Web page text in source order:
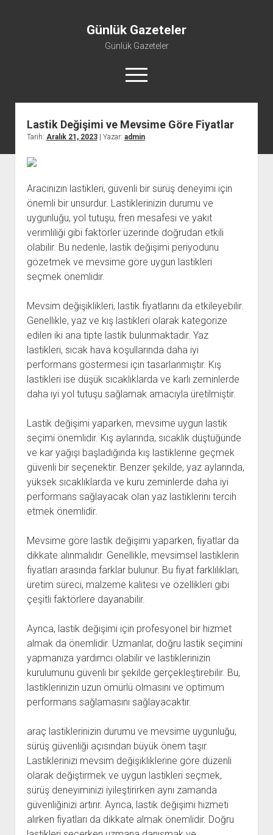
Günlük Gazeteler
Günlük Gazeteler
menüyü
aç
Lastik Değişimi ve Mevsime Göre Fiyatlar
Tarih: Aralık 21, 2023| Yazar: admin
Aracınızın lastikleri, güvenli bir sürüş deneyimi için
önemli bir unsurdur. Lastiklerinizin durumu ve
uygunluğu, yol tutuşu, fren mesafesi ve yakıt
verimliliği gibi faktörler üzerinde doğrudan etkili
olabilir. Bu nedenle, lastik değişimi periyodunu
gözetmek ve mevsime göre uygun lastikleri
seçmek önemlidir.
Mevsim değişiklikleri, lastik fiyatlarını da etkileyebilir.
Genellikle, yaz ve kış lastikleri olarak kategorize
edilen iki ana tipte lastik bulunmaktadır. Yaz
lastikleri, sıcak hava koşullarında daha iyi
performans göstermesi için tasarlanmıştır. Kış
lastikleri ise düşük sıcaklıklarda ve karlı zeminlerde
daha iyi yol tutuşu sağlamak amacıyla üretilmiştir.
Lastik değişimi yaparken, mevsime uygun lastik
seçimi önemlidir. Kış aylarında, sıcaklık düştüğünde
ve kar yağışı başladığında kış lastiklerine geçmek
güvenli bir seçenektir. Benzer şekilde, yaz aylarında,
yüksek sıcaklıklarda ve kuru zeminlerde daha iyi
performans sağlayacak olan yaz lastiklerini tercih
etmek önemlidir.
Mevsime göre lastik değişimi yaparken, fiyatlar da
dikkate alınmalıdır. Genellikle, mevsimsel lastiklerin
fiyatları arasında farklar bulunur. Bu fiyat farklılıkları,
üretim süreci, malzeme kalitesi ve özellikleri gibi
çeşitli faktörlere dayanabilir.
Ayrıca, lastik değişimi için profesyonel bir hizmet
almak da önemlidir. Uzmanlar, doğru lastik seçimini
yapmanıza yardımcı olabilir ve lastiklerinizin
kurulumunu güvenli bir şekilde gerçekleştirebilir. Bu,
lastiklerinizin uzun ömürlü olmasını ve optimum
performans sağlamasını sağlayacaktır.
araç lastiklerinizin durumu ve mevsime uygunluğu,
sürüş güvenliği açısından büyük önem taşır.
Lastiklerinizi mevsim değişikliklerine göre düzenli
olarak değiştirmek ve uygun lastikleri seçmek,
sürüş deneyiminizi iyileştirirken aynı zamanda
güvenliğinizi artırır. Ayrıca, lastik değişimi hizmeti
alırken fiyatları da dikkate almak önemlidir. Doğru